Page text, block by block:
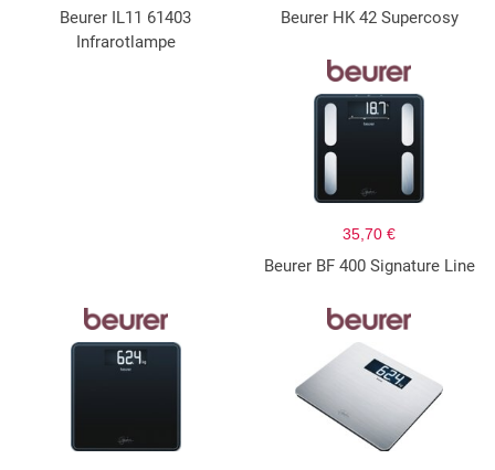
Beurer IL11 61403
Infrarotlampe
Beurer HK 42 Supercosy
35,70 €
Beurer BF 400 Signature Line